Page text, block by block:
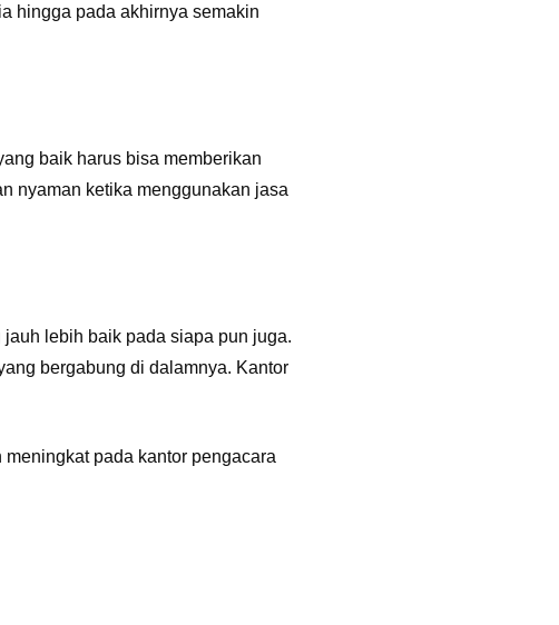
hingga pada akhirnya semakin
baik harus bisa memberikan
nyaman ketika menggunakan jasa
lebih baik pada siapa pun juga.
bergabung di dalamnya. Kantor
pada kantor pengacara